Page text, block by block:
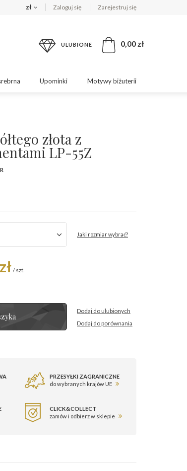
zł Zaloguj się Zarejestruj się
ULUBIONE 0,00 zł
Upominki Motywy biżuterii
złota z
LP-55Z
Jaki rozmiar wybrać?
/ szt.
Dodaj do ulubionych
Dodaj do porównania
PRZESYŁKI ZAGRANICZNE
do wybranych krajów UE
CLICK&COLLECT
zamów i odbierz w sklepie